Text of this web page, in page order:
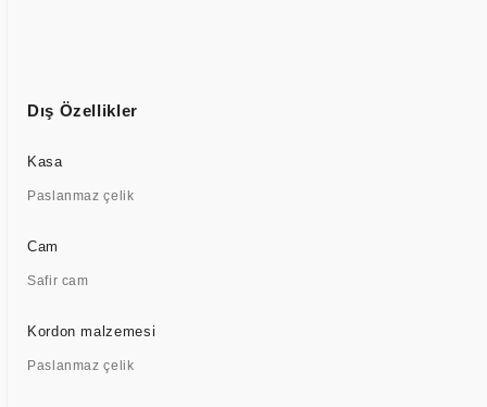
Dış Özellikler
Kasa
Paslanmaz çelik
Cam
Safir cam
Kordon malzemesi
Paslanmaz çelik